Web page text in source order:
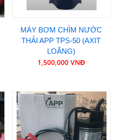
MÁY BƠM CHÌM NƯỚC
THẢI APP TPS-50 (AXIT
LOÃNG)
1,500,000 VNĐ